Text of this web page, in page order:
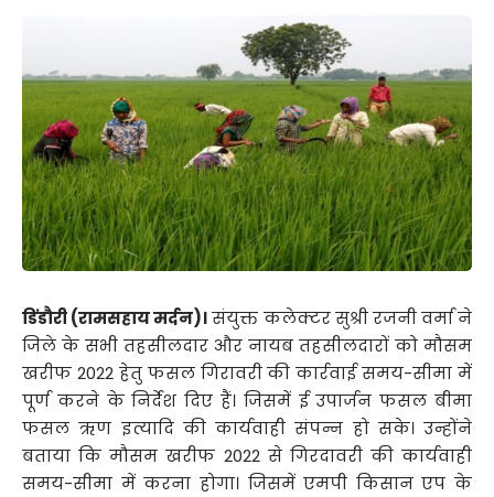
डिंडौरी (रामसहाय मर्दन)।संयुक्त कलेक्टर सुश्री रजनी वर्मा ने
जिले के सभी तहसीलदार और नायब तहसीलदारों को मौसम
खरीफ 2022 हेतु फसल गिरावरी की कार्रवाई समय-सीमा में
पूर्ण करने के निर्देश दिए हैं। जिसमें ई उपार्जन फसल बीमा
फसल ऋण इत्यादि की कार्यवाही संपन्न हो सके। उन्होंने
बताया कि मौसम खरीफ 2022 से गिरदावरी की कार्यवाही
समय-सीमा में करना होगा। जिसमें एमपी किसान एप के